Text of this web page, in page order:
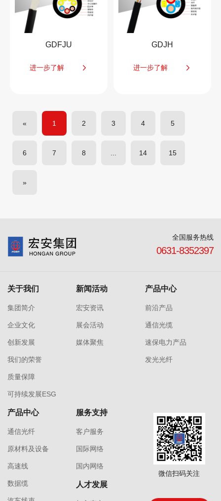
GDFJU
进一步了解
GDJH
进一步了解
« 1 2 3 4 5
6 7 8 14 15
»
全国服务热线
0631-8352397
关于我们
集团简介
企业文化
创新发展
我们的荣誉
质量保障
可持续发展ESG
新闻活动
宏安资讯
展会活动
媒体聚焦
产品中心
前沿产品
通信光缆
速保电力产品
发光光纤
产品中心
通信光纤
原材料及设备
高速线
数据缆
服务支持
客户服务
国际网络
国内网络
人才发展
微信扫码关注